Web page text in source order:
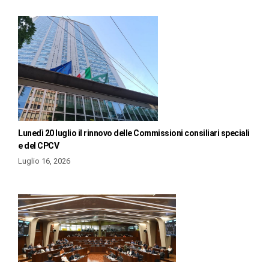
Lunedì 20 luglio il rinnovo delle Commissioni consiliari speciali
e del CPCV
Luglio 16, 2026